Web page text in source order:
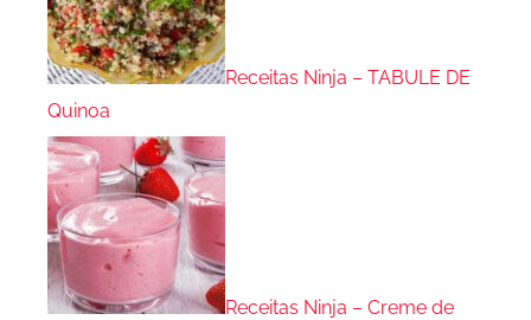
Receitas Ninja – TABULE DE
Quinoa
Receitas Ninja – Creme de